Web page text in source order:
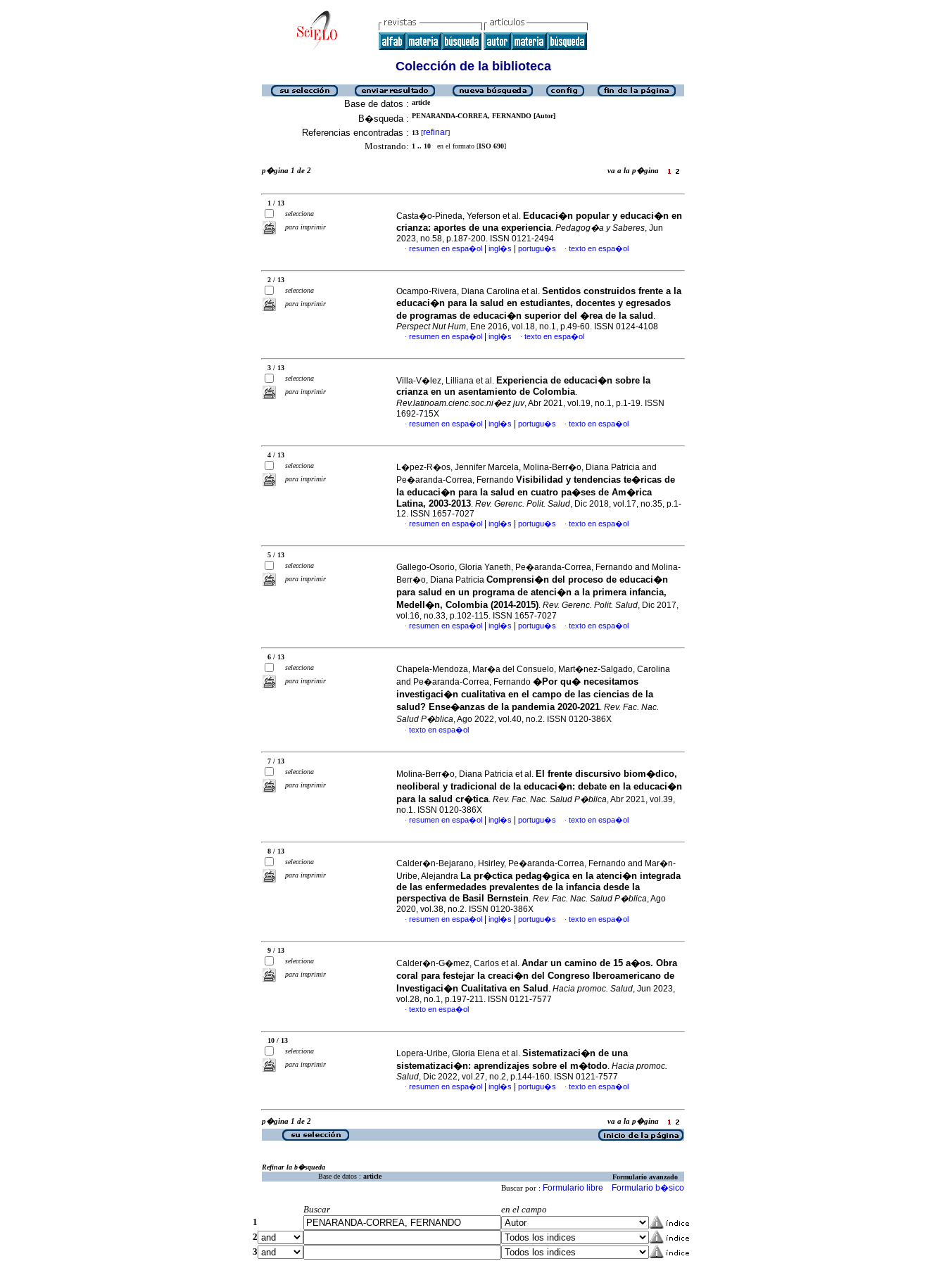
Colección de la biblioteca
Base de datos : article
B�squeda : PENARANDA-CORREA, FERNANDO [Autor]
Referencias encontradas : 13 [refinar]
Mostrando: 1 .. 10 en el formato [ISO 690]
p�gina 1 de 2 va a la p�gina
1 / 13
selecciona
para imprimir
Casta�o-Pineda, Yeferson et al. Educaci�n popular y educaci�n en
crianza: aportes de una experiencia. Pedagog�a y Saberes, Jun
2023, no.58, p.187-200. ISSN 0121-2494
· resumen en espa�ol ingl�s portugu�s · texto en espa�ol
2 / 13
selecciona
para imprimir
Ocampo-Rivera, Diana Carolina et al. Sentidos construidos frente a la
educaci�n para la salud en estudiantes, docentes y egresados
de programas de educaci�n superior del �rea de la salud .
Perspect Nut Hum, Ene 2016, vol.18, no.1, p.49-60. ISSN 0124-4108
· resumen en espa�ol ingl�s · texto en espa�ol
3 / 13
selecciona
para imprimir
Villa-V�lez, Lilliana et al. Experiencia de educaci�n sobre la
crianza en un asentamiento de Colombia.
Rev.latinoam.cienc.soc.ni�ez juv, Abr 2021, vol.19, no.1, p.1-19. ISSN
1692-715X
· resumen en espa�ol ingl�s portugu�s · texto en espa�ol
4 / 13
selecciona
para imprimir
L�pez-R�os, Jennifer Marcela, Molina-Berr�o, Diana Patricia and
Pe�aranda-Correa, Fernando Visibilidad y tendencias te�ricas de
la educaci�n para la salud en cuatro pa�ses de Am�rica
Latina, 2003-2013. Rev. Gerenc. Polit. Salud, Dic 2018, vol.17, no.35, p.1-
12. ISSN 1657-7027
· resumen en espa�ol ingl�s portugu�s · texto en espa�ol
5 / 13
selecciona
para imprimir
Gallego-Osorio, Gloria Yaneth, Pe�aranda-Correa, Fernando and Molina-
Berr�o, Diana Patricia Comprensi�n del proceso de educaci�n
para salud en un programa de atenci�n a la primera infancia,
Medell�n, Colombia (2014-2015). Rev. Gerenc. Polit. Salud, Dic 2017,
vol.16, no.33, p.102-115. ISSN 1657-7027
· resumen en espa�ol ingl�s portugu�s · texto en espa�ol
6 / 13
selecciona
para imprimir
Chapela-Mendoza, Mar�a del Consuelo, Mart�nez-Salgado, Carolina
and Pe�aranda-Correa, Fernando �Por qu� necesitamos
investigaci�n cualitativa en el campo de las ciencias de la
salud? Ense�anzas de la pandemia 2020-2021. Rev. Fac. Nac.
Salud P�blica, Ago 2022, vol.40, no.2. ISSN 0120-386X
· texto en espa�ol
7 / 13
selecciona
para imprimir
Molina-Berr�o, Diana Patricia et al. El frente discursivo biom�dico,
neoliberal y tradicional de la educaci�n: debate en la educaci�n
para la salud cr�tica. Rev. Fac. Nac. Salud P�blica, Abr 2021, vol.39,
no.1. ISSN 0120-386X
· resumen en espa�ol ingl�s portugu�s · texto en espa�ol
8 / 13
selecciona
para imprimir
Calder�n-Bejarano, Hsirley, Pe�aranda-Correa, Fernando and Mar�n-
Uribe, Alejandra La pr�ctica pedag�gica en la atenci�n integrada
de las enfermedades prevalentes de la infancia desde la
perspectiva de Basil Bernstein. Rev. Fac. Nac. Salud P�blica, Ago
2020, vol.38, no.2. ISSN 0120-386X
· resumen en espa�ol ingl�s portugu�s · texto en espa�ol
9 / 13
selecciona
para imprimir
Calder�n-G�mez, Carlos et al. Andar un camino de 15 a�os. Obra
coral para festejar la creaci�n del Congreso Iberoamericano de
Investigaci�n Cualitativa en Salud . Hacia promoc. Salud, Jun 2023,
vol.28, no.1, p.197-211. ISSN 0121-7577
· texto en espa�ol
10 / 13
selecciona
para imprimir
Lopera-Uribe, Gloria Elena et al. Sistematizaci�n de una
sistematizaci�n: aprendizajes sobre el m�todo. Hacia promoc.
Salud, Dic 2022, vol.27, no.2, p.144-160. ISSN 0121-7577
· resumen en espa�ol ingl�s portugu�s · texto en espa�ol
p�gina 1 de 2 va a la p�gina
Refinar la b�squeda
Base de datos : article Formulario avanzado
Buscar por : Formulario libre Formulario b�sico
Buscar
en el campo
1
2
3